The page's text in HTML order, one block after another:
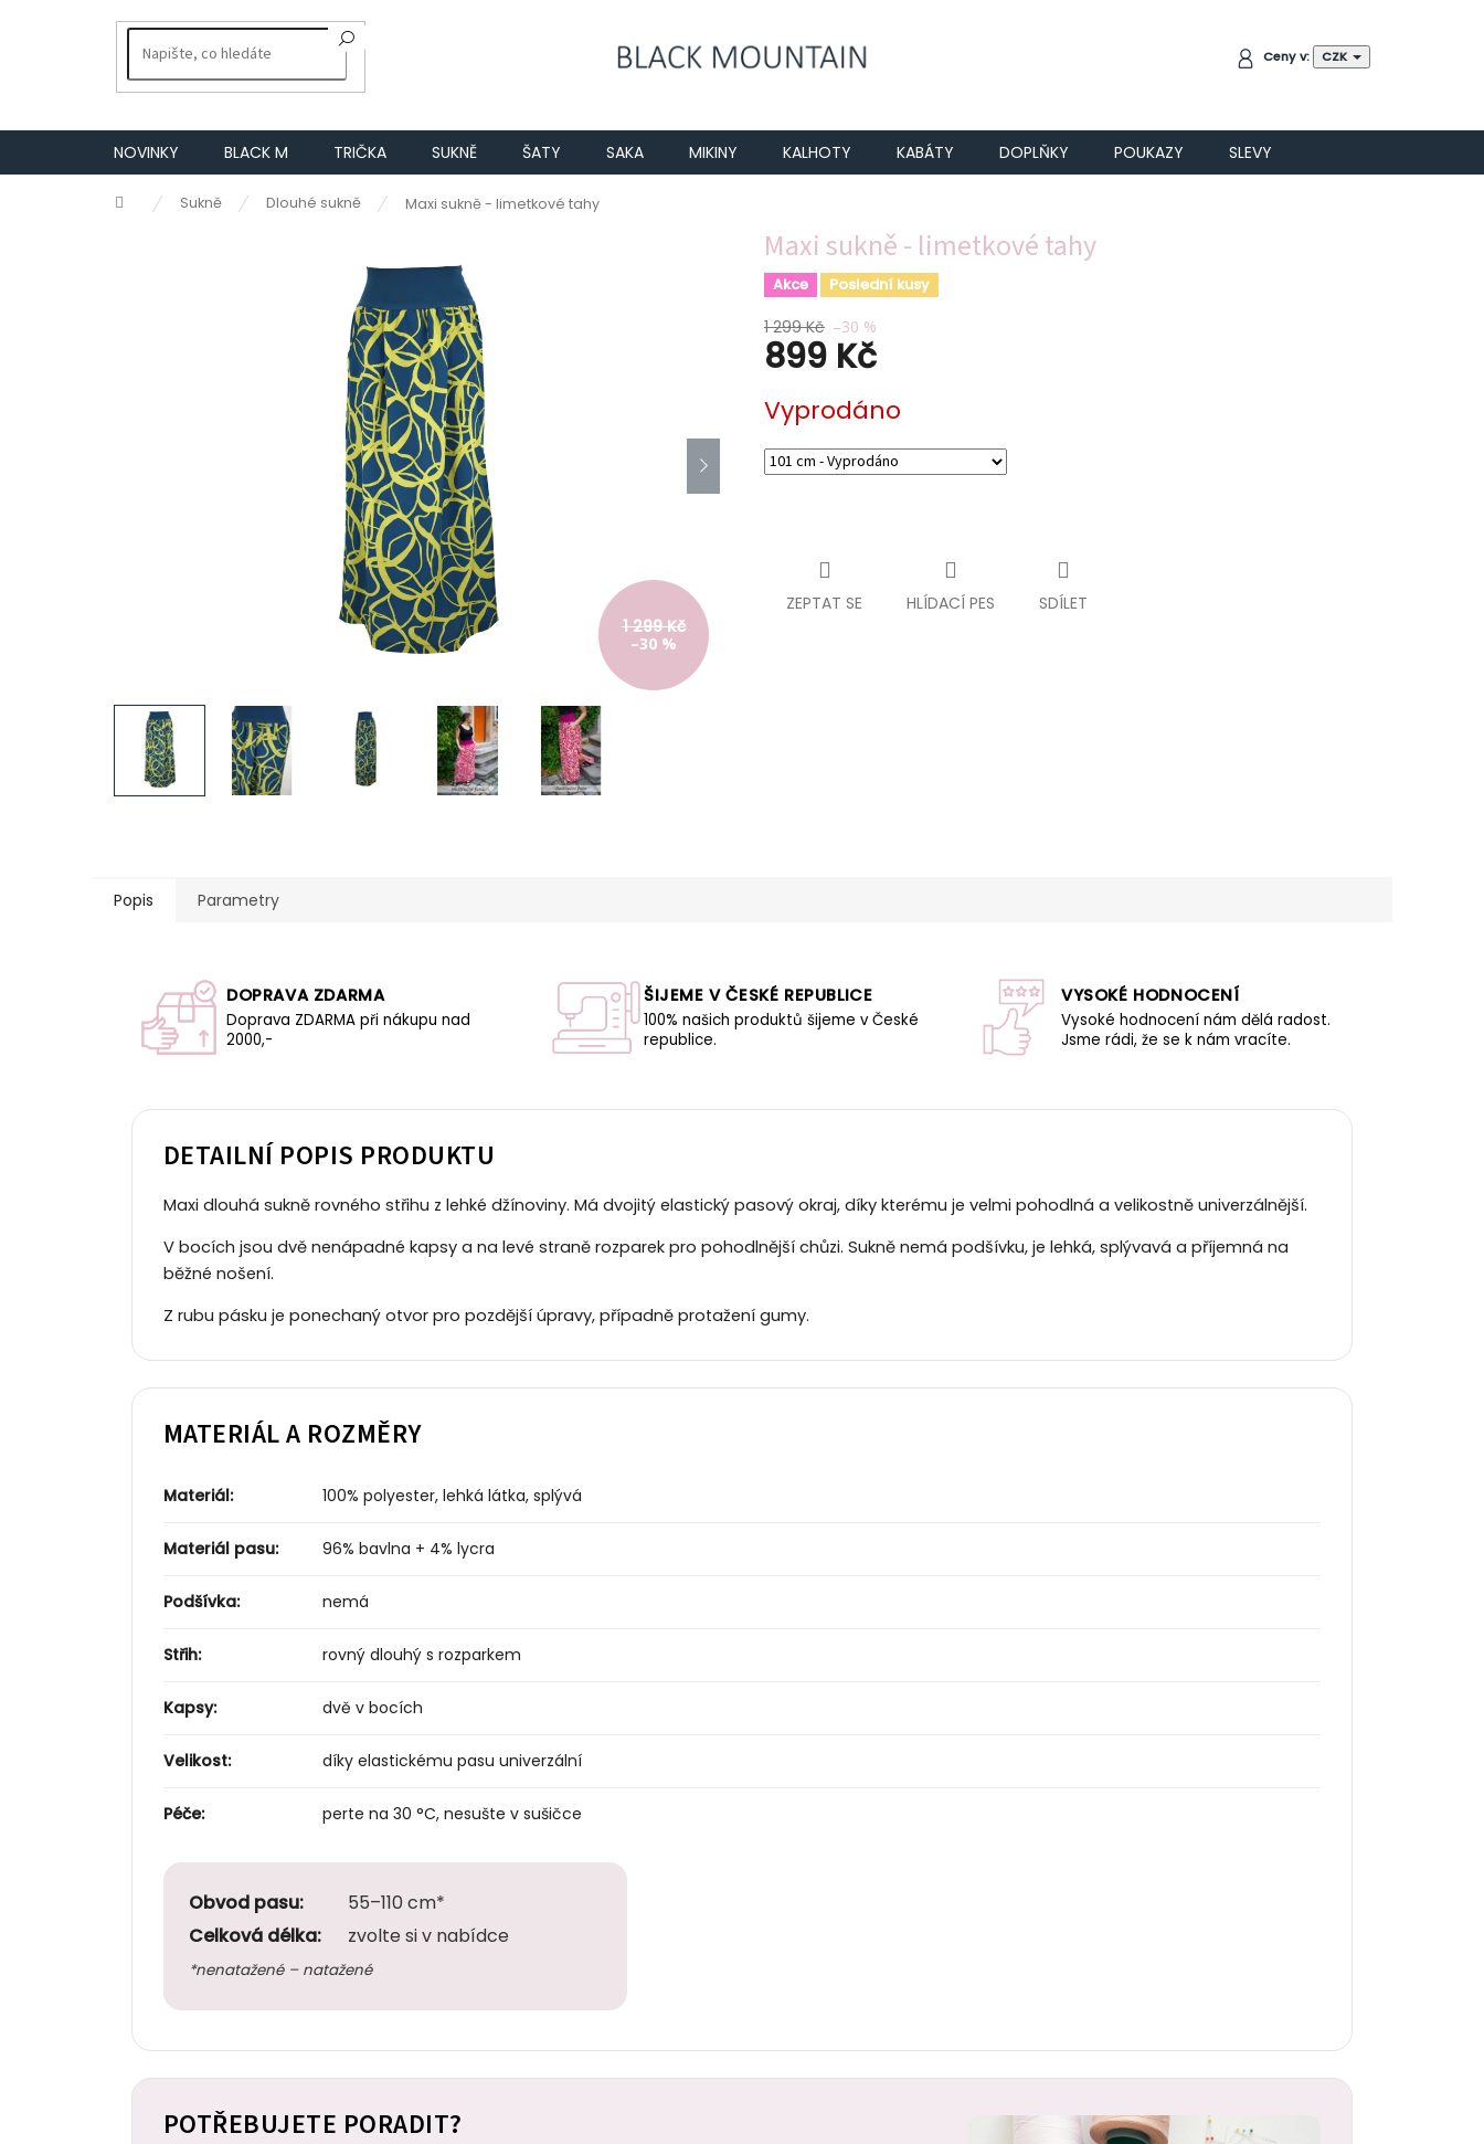
NÁKUPNÍCeny v: CZK
NOVINKY BLACK M TRIČKA SUKNĚ ŠATY SAKA MIKINY KALHOTY KABÁTY DOPLŇKY POUKAZY SLEVY
Domů Sukně Dlouhé sukně Maxi sukně - limetkové tahy
Maxi sukně - limetkové tahy
Akce Poslední kusy
1 299 Kč
–30 %
1 299 Kč –30 %
899 Kč
cena:
Vyprodáno
ZEPTAT SE HLÍDACÍ PES SDÍLET
Popis Parametry
DOPRAVA ZDARMA
Doprava ZDARMA při nákupu nad
2000,-
ŠIJEME V ČESKÉ REPUBLICE
100% našich produktů šijeme v České
republice.
VYSOKÉ HODNOCENÍ
Vysoké hodnocení nám dělá radost.
Jsme rádi, že se k nám vracíte.
DETAILNÍ POPIS PRODUKTU
Maxi dlouhá sukně rovného střihu z lehké džínoviny. Má dvojitý elastický pasový okraj, díky kterému je velmi pohodlná a velikostně univerzálnější.
V bocích jsou dvě nenápadné kapsy a na levé straně rozparek pro pohodlnější chůzi. Sukně nemá podšívku, je lehká, splývavá a příjemná na
běžné nošení.
Z rubu pásku je ponechaný otvor pro pozdější úpravy, případně protažení gumy.
MATERIÁL A ROZMĚRY
Materiál: 100% polyester, lehká látka, splývá
Materiál pasu: 96% bavlna + 4% lycra
Podšívka: nemá
Střih: rovný dlouhý s rozparkem
Kapsy: dvě v bocích
Velikost: díky elastickému pasu univerzální
Péče: perte na 30 °C, nesušte v sušičce
Obvod pasu:
55–110 cm*
Celková délka:
zvolte si v nabídce
*nenatažené – natažené
POTŘEBUJETE PORADIT?